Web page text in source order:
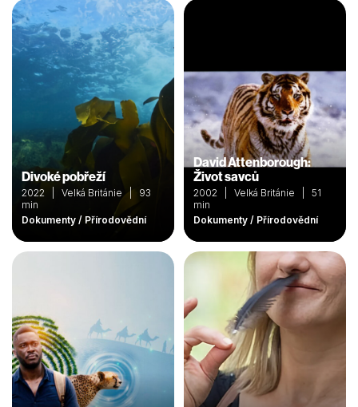
Divoké pobřeží
2022 | Velká Británie | 93
min
Dokumenty / Přírodovědní
David Attenborough:
Život savců
2002 | Velká Británie | 51
min
Dokumenty / Přírodovědní